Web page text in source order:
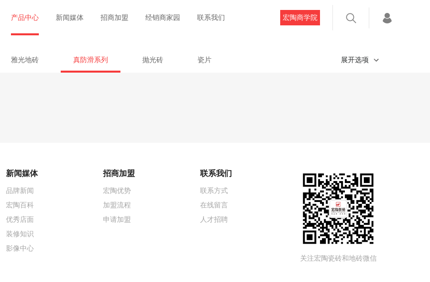
产品中心 新闻媒体 招商加盟 经销商家园 联系我们 宏陶商学院
雅光地砖 真防滑系列 抛光砖 瓷片 展开选项
新闻媒体
品牌新闻
宏陶百科
优秀店面
装修知识
影像中心
招商加盟
宏陶优势
加盟流程
申请加盟
联系我们
联系方式
在线留言
人才招聘
关注宏陶瓷砖和地砖微信